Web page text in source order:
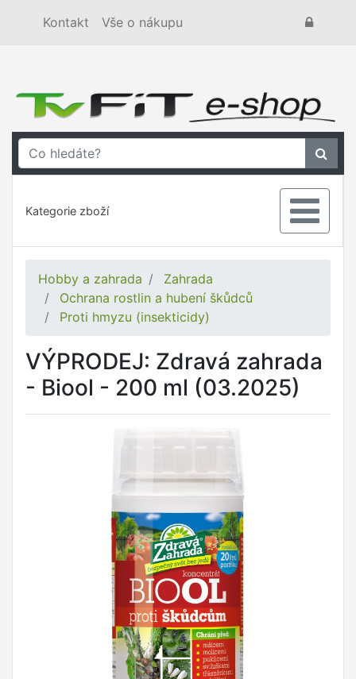
Kontakt Vše o nákupu
Kategorie zboží
Hobby a zahrada
Zahrada
Ochrana rostlin a hubení škůdců
Proti hmyzu (insekticidy)
VÝPRODEJ: Zdravá zahrada
- Biool - 200 ml (03.2025)